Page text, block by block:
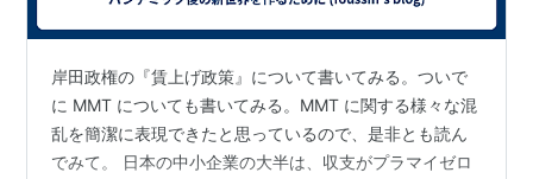
岸田政権の『賃上げ政策』について書いてみる。ついで
に MMT についても書いてみる。MMT に関する様々な混
乱を簡潔に表現できたと思っているので、是非とも読ん
でみて。 日本の中小企業の大半は、収支がプラマイゼロ